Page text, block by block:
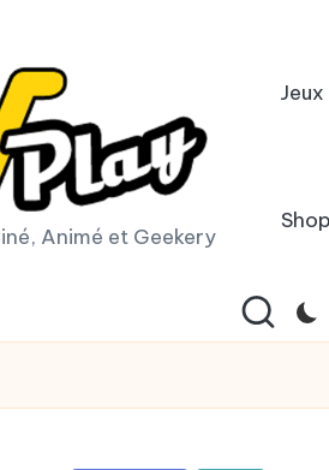
Animé et Geekery